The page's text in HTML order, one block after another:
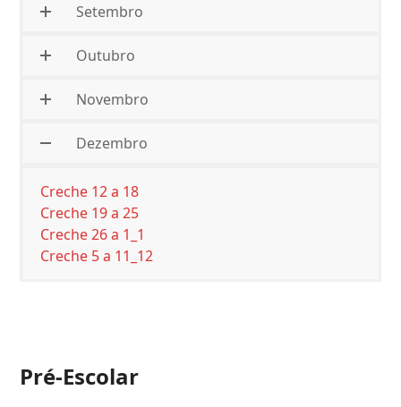
Setembro
Outubro
Novembro
Dezembro
Creche 12 a 18
Creche 19 a 25
Creche 26 a 1_1
Creche 5 a 11_12
Pré-Escolar